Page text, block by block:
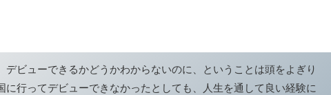
デビューできるかどうかわからないのに、ということは頭をよぎり
に行ってデビューできなかったとしても、人生を通して良い経験に